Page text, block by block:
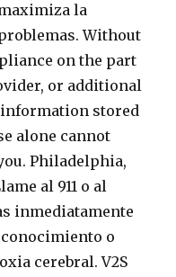
la
Without
on the part
or additional
stored
alone cannot
Philadelphia,
al 911 o al
inmediatamente
o
cerebral. V2S